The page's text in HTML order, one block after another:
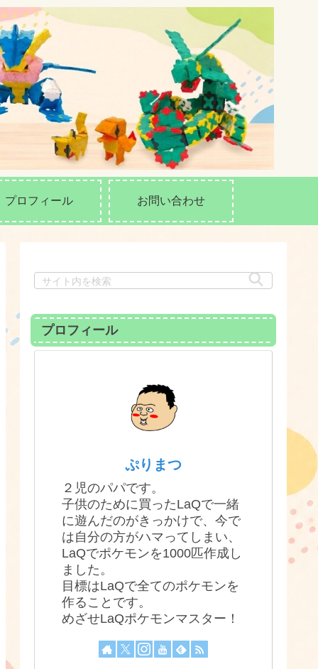
プロフィール お問い合わせ
プロフィール
ぷりまつ
２児のパパです。
子供のために買ったLaQで一緒
に遊んだのがきっかけで、今で
は自分の方がハマってしまい、
LaQでポケモンを1000匹作成し
ました。
目標はLaQで全てのポケモンを
作ることです。
めざせLaQポケモンマスター！